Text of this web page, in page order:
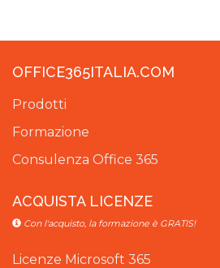
OFFICE365ITALIA.COM
Prodotti
Formazione
Consulenza Office 365
ACQUISTA LICENZE
Con l'acquisto, la formazione è GRATIS!
Licenze Microsoft 365